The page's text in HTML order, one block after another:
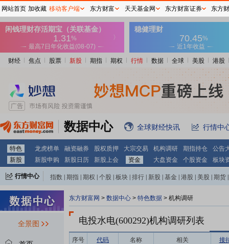
财经 焦点 股票 新股 期指 期权 行情 数据 全球 美股 港股
数据中心 全球财经快讯 行情中
特色 龙虎榜单 融资融券 股权质押 大宗交易 机构调研 期指持仓
公告
新股
新股申购 新股日历 新股上会 资金 大盘资金 个股资金 板块
行情中心 指数 期指 期权 个股 板块 排行 新股 基金 港股 美股 期货
全景图
东方财富网 > 数据中心 > 特色数据 > 机构调研
电投水电(600292)机构调研列表
序号 代码 名称 相关 接
网站首页 加收藏 移动客户端 东方财富 天天基金网 东方财富证券 东方